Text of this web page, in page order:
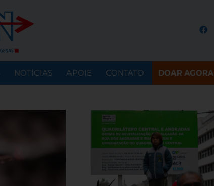
NOTÍCIAS APOIE CONTATO DOAR AGORA